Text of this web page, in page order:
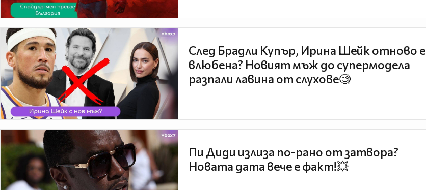
След Брадли Купър, Ирина Шейк отново е
влюбена? Новият мъж до супермодела
разпали лавина от слухове🧐
Пи Диди излиза по-рано от затвора?
Новата дата вече е факт!💥